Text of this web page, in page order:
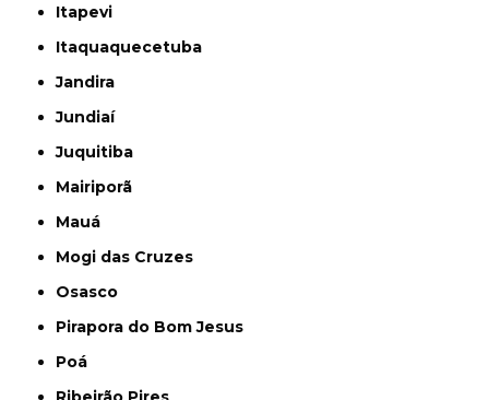
Itapevi
Itaquaquecetuba
Jandira
Jundiaí
Juquitiba
Mairiporã
Mauá
Mogi das Cruzes
Osasco
Pirapora do Bom Jesus
Poá